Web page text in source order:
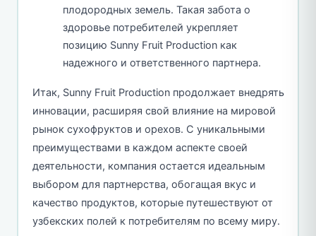
плодородных земель. Такая забота о
здоровье потребителей укрепляет
позицию Sunny Fruit Production как
надежного и ответственного партнера.
Итак, Sunny Fruit Production продолжает внедрять
инновации, расширяя свой влияние на мировой
рынок сухофруктов и орехов. С уникальными
преимуществами в каждом аспекте своей
деятельности, компания остается идеальным
выбором для партнерства, обогащая вкус и
качество продуктов, которые путешествуют от
узбекских полей к потребителям по всему миру.